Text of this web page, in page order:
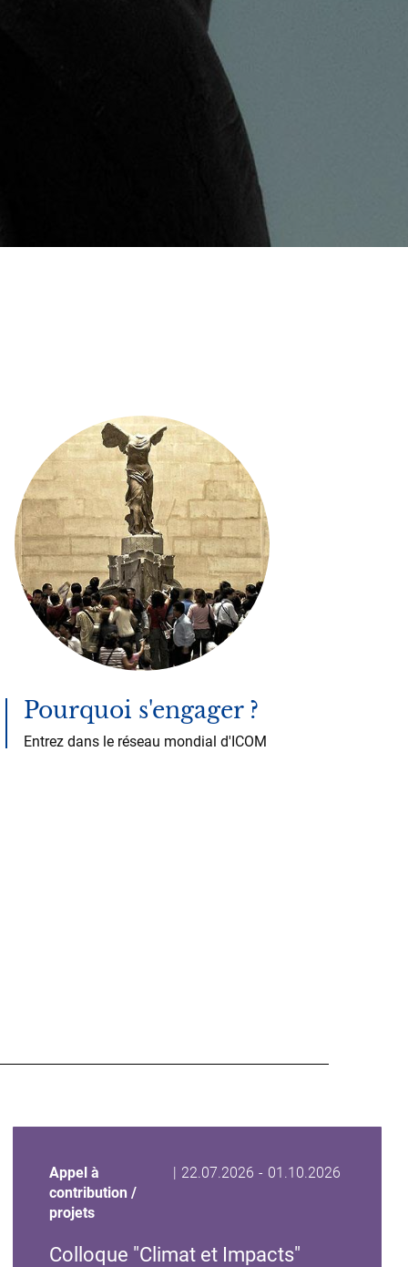
Pourquoi s'engager ?
Entrez dans le réseau mondial d'ICOM
Appel à
contribution /
projets
| Date
l'événement
22.07.2026 - Date
l'événement
01.10.2026
Colloque "Climat et Impacts"